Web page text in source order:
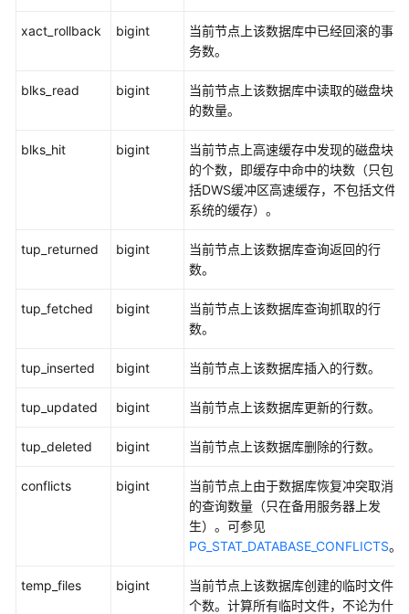
实
迁
同
开
指
发
开
xact_rollback bigint
当前节点上该数据库中已经回滚的事
务数。
blks_read bigint
当前节点上该数据库中读取的磁盘块
的数量。
blks_hit bigint
当前节点上高速缓存中发现的磁盘块
的个数，即缓存中命中的块数（只包
括DWS缓冲区高速缓存，不包括文件
系统的缓存）。
tup_returned bigint
当前节点上该数据库查询返回的行
数。
tup_fetched bigint
当前节点上该数据库查询抓取的行
数。
tup_inserted bigint 当前节点上该数据库插入的行数。
tup_updated bigint 当前节点上该数据库更新的行数。
tup_deleted bigint 当前节点上该数据库删除的行数。
conflicts bigint
当前节点上由于数据库恢复冲突取消
的查询数量（只在备用服务器上发
生）。可参见
PG_STAT_DATABASE_CONFLICTS。
temp_files bigint
当前节点上该数据库创建的临时文件
个数。计算所有临时文件，不论为什